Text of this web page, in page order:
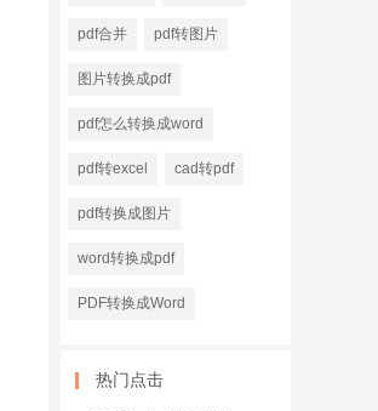
pdf合并 pdf转图片
图片转换成pdf
pdf怎么转换成word
pdf转excel cad转pdf
pdf转换成图片
word转换成pdf
PDF转换成Word
热门点击